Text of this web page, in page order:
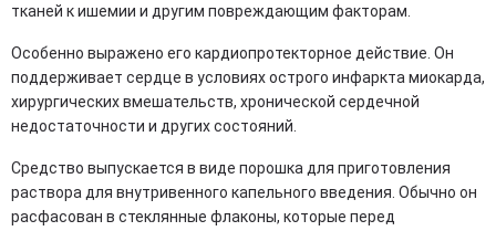
тканей к ишемии и другим повреждающим факторам.
Особенно выражено его кардиопротекторное действие. Он
поддерживает сердце в условиях острого инфаркта миокарда,
хирургических вмешательств, хронической сердечной
недостаточности и других состояний.
Средство выпускается в виде порошка для приготовления
раствора для внутривенного капельного введения. Обычно он
расфасован в стеклянные флаконы, которые перед